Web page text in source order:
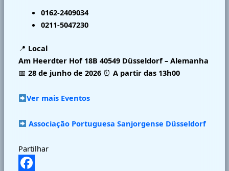
0162‑2409034
0211‑5047230
📍 Local
Am Heerdter Hof 18B 40549 Düsseldorf – Alemanha
📅 28 de junho de 2026⏰ A partir das 13h00
Ver mais Eventos
Associação Portuguesa Sanjorgense Düsseldorf
Partilhar